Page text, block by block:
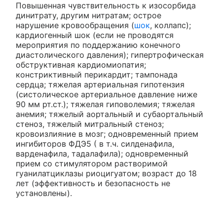
Повышенная чувствительность к изосорбида
динитрату, другим нитратам; острое
нарушение кровообращения (шок, коллапс);
кардиогенный шок (если не проводятся
мероприятия по поддержанию конечного
диастолического давления); гипертрофическая
обструктивная кардиомиопатия;
констриктивный перикардит; тампонада
сердца; тяжелая артериальная гипотензия
(систолическое артериальное давление ниже
90 мм рт.ст.); тяжелая гиповолемия; тяжелая
анемия; тяжелый аортальный и субаортальный
стеноз, тяжелый митральный стеноз;
кровоизлияние в мозг; одновременный прием
ингибиторов ФДЭ5 ( в т.ч. силденафила,
варденафила, тадалафила); одновременный
прием со стимулятором растворимой
гуанилатциклазы риоцигуатом; возраст до 18
лет (эффективность и безопасность не
установлены).